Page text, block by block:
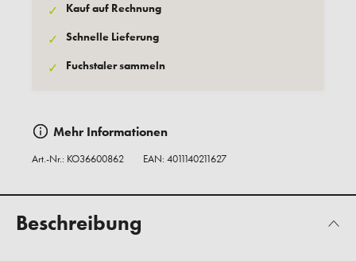
✓ Kauf auf Rechnung
✓ Schnelle Lieferung
✓ Fuchstaler sammeln
Mehr Informationen
Art.-Nr.: KO36600862 EAN: 4011140211627
Beschreibung